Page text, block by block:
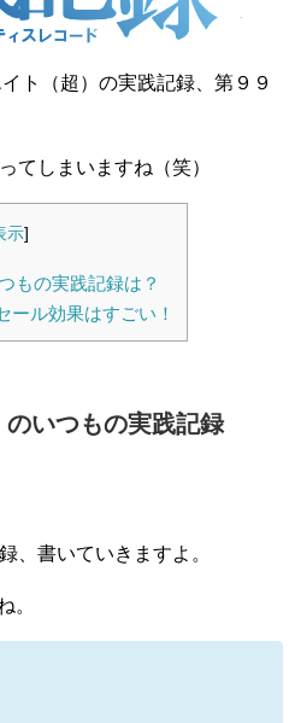
ト（超）の実践記録、第９９
てしまいますね（笑）
示]
もの実践記録は？
ール効果はすごい！
いつもの実践記録
、書いていきますよ。
。